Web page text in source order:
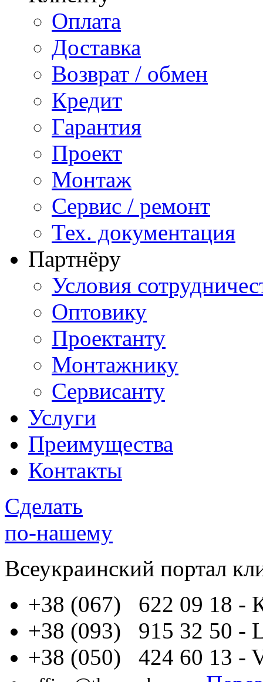
Оплата
Доставка
Возврат / обмен
Кредит
Гарантия
Проект
Монтаж
Сервис / ремонт
Тех. документация
Партнёру
Условия
Оптовику
Проектанту
Монтажнику
Сервисанту
Услуги
Преимущества
Контакты
Сделать
по-нашему
Всеукраинский портал
+38 (067) 622 09 18 -
+38 (093) 915 32 50 -
+38 (050) 424 60 13 -